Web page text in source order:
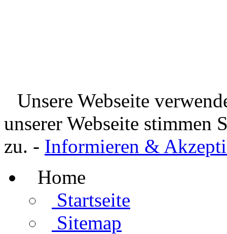
Unsere Webseite
unserer Webseite stimmen
zu. - Informieren &
Home
Startseite
Sitemap